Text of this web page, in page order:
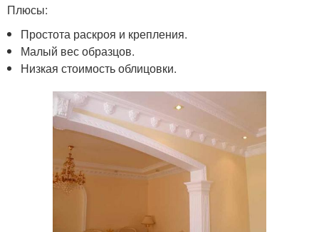
Плюсы:
Простота раскроя и крепления.
Малый вес образцов.
Низкая стоимость облицовки.